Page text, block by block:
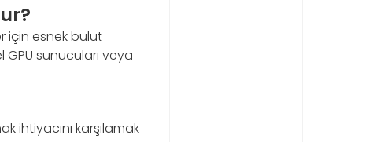
için esnek bulut
GPU sunucuları veya
ihtiyacını karşılamak